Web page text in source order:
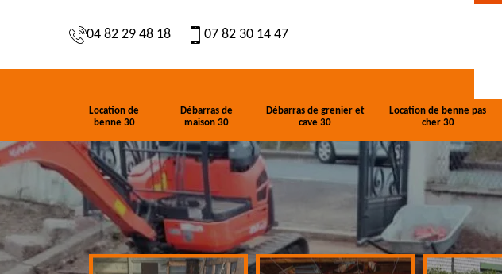
04 82 29 48 18 07 82 30 14 47
Location de
benne 30
Débarras de
maison 30
Débarras de grenier et
cave 30
Location de benne pas
cher 30